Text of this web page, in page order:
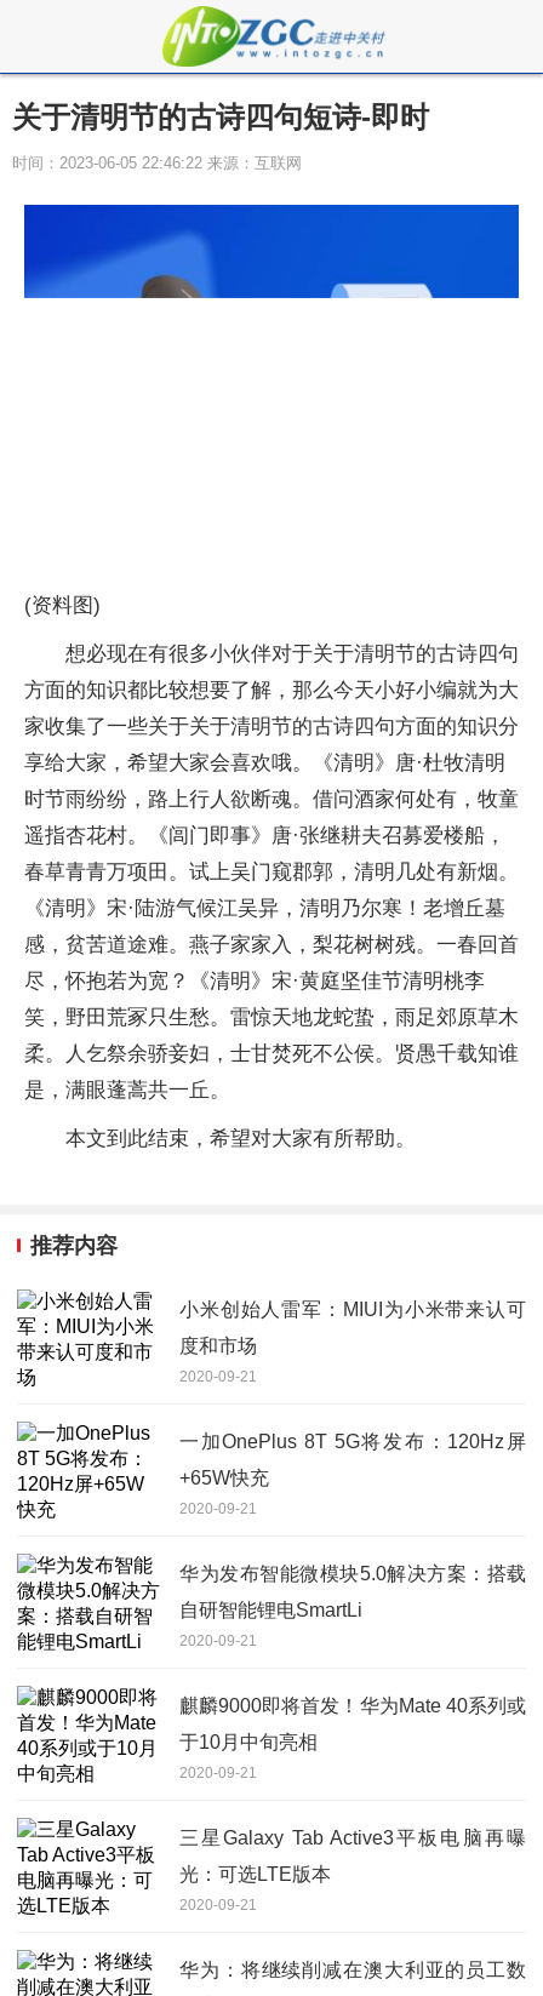
关于清明节的古诗四句短诗-即时
时间：2023-06-05 22:46:22 来源：互联网
(资料图)
想必现在有很多小伙伴对于关于清明节的古诗四句
方面的知识都比较想要了解，那么今天小好小编就为大
家收集了一些关于关于清明节的古诗四句方面的知识分
享给大家，希望大家会喜欢哦。《清明》唐·杜牧清明
时节雨纷纷，路上行人欲断魂。借问酒家何处有，牧童
遥指杏花村。《闾门即事》唐·张继耕夫召募爱楼船，
春草青青万项田。试上吴门窥郡郭，清明几处有新烟。
《清明》宋·陆游气候江吴异，清明乃尔寒！老增丘墓
感，贫苦道途难。燕子家家入，梨花树树残。一春回首
尽，怀抱若为宽？《清明》宋·黄庭坚佳节清明桃李
笑，野田荒冢只生愁。雷惊天地龙蛇蛰，雨足郊原草木
柔。人乞祭余骄妾妇，士甘焚死不公侯。贤愚千载知谁
是，满眼蓬蒿共一丘。
本文到此结束，希望对大家有所帮助。
推荐内容
小米创始人雷军：MIUI为小米带来认可
度和市场
2020-09-21
一加OnePlus 8T 5G将发布：120Hz屏
+65W快充
2020-09-21
华为发布智能微模块5.0解决方案：搭载
自研智能锂电SmartLi
2020-09-21
麒麟9000即将首发！华为Mate 40系列或
于10月中旬亮相
2020-09-21
三星Galaxy Tab Active3平板电脑再曝
光：可选LTE版本
2020-09-21
华为：将继续削减在澳大利亚的员工数